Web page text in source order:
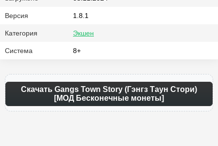
Версия 1.8.1
Категория Экшен
Система 8+
Скачать Gangs Town Story (Гэнгз Таун Стори)
[МОД Бесконечные монеты]